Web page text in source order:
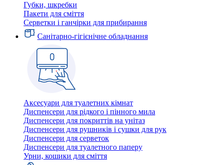
Губки, шкребки
Пакети для сміття
Серветки і ганчірки для прибирання
Санітарно-гігієнічне обладнання
Аксесуари для туалетних кімнат
Диспенсери для рідкого і пінного мила
Диспенсери для покриттів на унітаз
Диспенсери для рушників і сушки для рук
Диспенсери для серветок
Диспенсери для туалетного паперу
Урни, кошики для сміття